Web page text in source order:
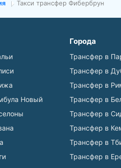
Такси трансфер Фибербрун
Новый
Города
Трансфер в
Трансфер в
Трансфер в
Трансфер в
Трансфер в
Трансфер в
Трансфер в
Трансфер в